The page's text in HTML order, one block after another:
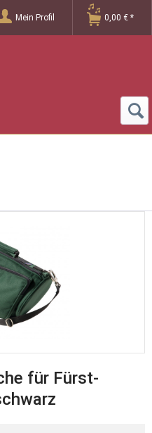
Mein Profil 0,00 € *
für Fürst-